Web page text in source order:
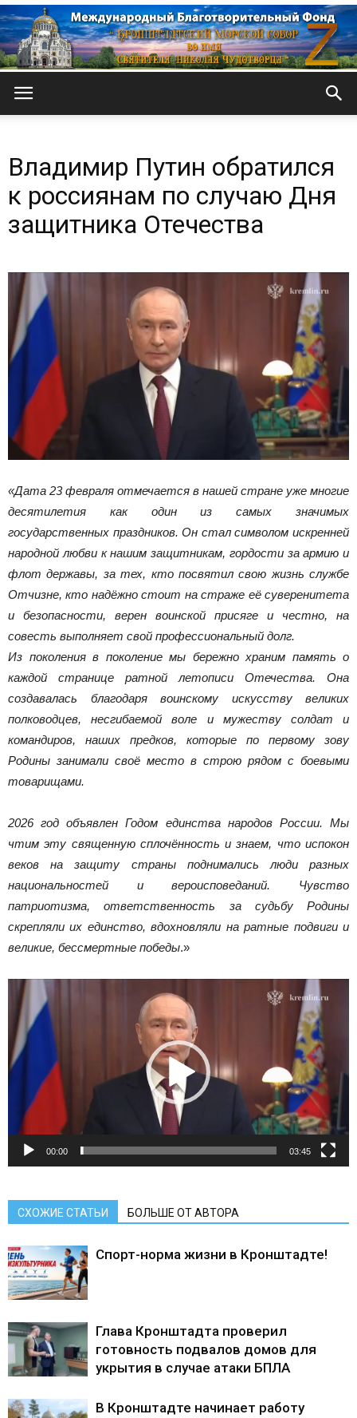
Морской
Владимир Путин обратился
к россиянам по случаю Дня
защитника Отечества
«Дата 23 февраля отмечается в нашей стране уже многие
десятилетия как один из самых значимых
государственных праздников. Он стал символом искренней
народной любви к нашим защитникам, гордости за армию и
флот державы, за тех, кто посвятил свою жизнь службе
Отчизне, кто надёжно стоит на страже её суверенитета
и безопасности, верен воинской присяге и честно, на
совесть выполняет свой профессиональный долг.
Из поколения в поколение мы бережно храним память о
каждой странице ратной летописи Отечества. Она
создавалась благодаря воинскому искусству великих
полководцев, несгибаемой воле и мужеству солдат и
командиров, наших предков, которые по первому зову
Родины занимали своё место в строю рядом с боевыми
товарищами.
2026 год объявлен Годом единства народов России. Мы
чтим эту священную сплочённость и знаем, что испокон
веков на защиту страны поднимались люди разных
национальностей и вероисповеданий. Чувство
патриотизма, ответственность за судьбу Родины
скрепляли их единство, вдохновляли на ратные подвиги и
великие, бессмертные победы.»
Видеоплеер
00:00 03:45
СХОЖИЕ СТАТЬИ БОЛЬШЕ ОТ АВТОРА
Спорт-норма жизни в Кронштадте!
Глава Кронштадта проверил
готовность подвалов домов для
укрытия в случае атаки БПЛА
В Кронштадте начинает работу